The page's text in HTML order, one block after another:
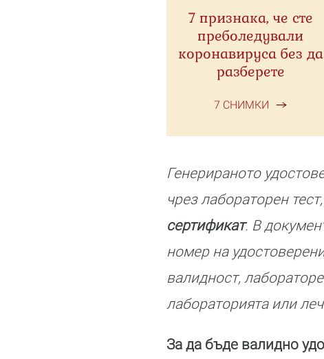
7 признака, че сте
преболедували
коронавируса без да
разберете
7 СНИМКИ
Генерираното
чрез лабораторен тест,
сертификат. В
номер на
валидност,
лабораторията или
За да бъде валидно